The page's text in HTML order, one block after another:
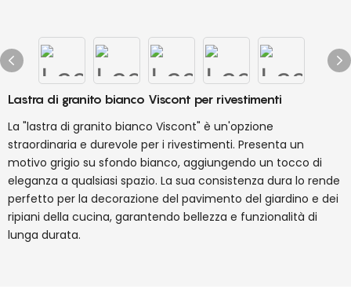
Lastra di granito bianco Viscont per rivestimenti
La "lastra di granito bianco Viscont" è un'opzione
straordinaria e durevole per i rivestimenti. Presenta un
motivo grigio su sfondo bianco, aggiungendo un tocco di
eleganza a qualsiasi spazio. La sua consistenza dura lo rende
perfetto per la decorazione del pavimento del giardino e dei
ripiani della cucina, garantendo bellezza e funzionalità di
lunga durata.